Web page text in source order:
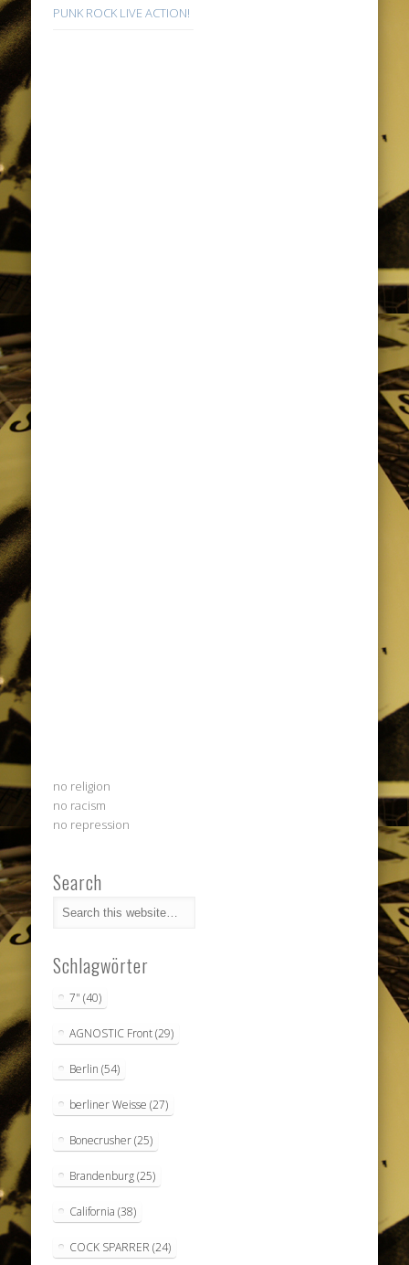
PUNK ROCK LIVE ACTION!
no religion
no racism
no repression
Search
Schlagwörter
7" (40)
AGNOSTIC Front(29)
Berlin (54)
berliner Weisse (27)
Bonecrusher(25)
Brandenburg(25)
California (38)
COCK SPARRER (24)